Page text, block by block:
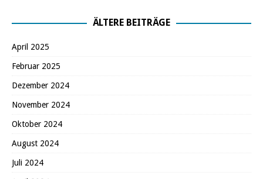
ÄLTERE BEITRÄGE
April 2025
Februar 2025
Dezember 2024
November 2024
Oktober 2024
August 2024
Juli 2024